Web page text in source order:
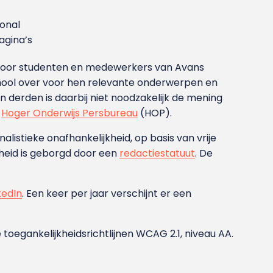
studenten en medewerkers van Avans
over voor hen relevante onderwerpen en
is daarbij niet noodzakelijk de mening
Hoger Onderwijs Persbureau (HOP).
onafhankelijkheid, op basis van vrije
is geborgd door een redactiestatuut. De
. Een keer per jaar verschijnt er een
WCAG 2.1, niveau AA.